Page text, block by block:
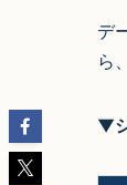
デ
ら
▼